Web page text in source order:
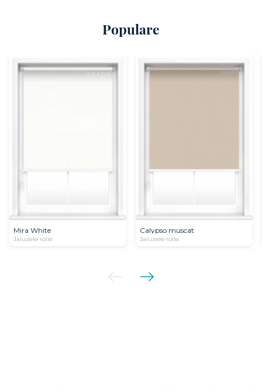
Populare
Mira White
Jaluzele rolle
Calypso muscat
Jaluzele rolle